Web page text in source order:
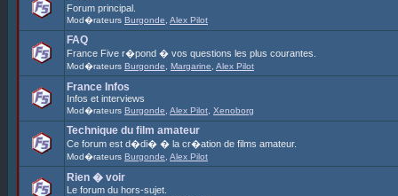
Forum principal.
Mod�rateurs Burgonde Alex Pilot
FAQ
France Five r�pond � vos questions les plus courantes.
Mod�rateurs Burgonde Margarine Alex Pilot
France Infos
Infos et interviews
Mod�rateurs Burgonde Alex Pilot Xenoborg
Technique du film amateur
Ce forum est d�di� � la cr�ation de films amateur.
Mod�rateurs Burgonde Alex Pilot
Rien � voir
Le forum du hors-sujet.